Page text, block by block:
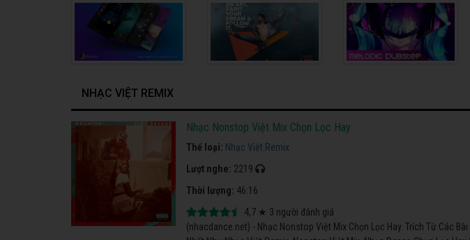
NHẠC VIỆT REMIX
Nhạc Nonstop Việt Mix Chọn Lọc Hay
Thể loại: Nhạc Việt Remix
Lượt nghe: 2219
Thời lượng: 46:16
4,7 ★ 3 người đánh giá
(nhacdance.net) - Nhạc Nonstop Việt Mix Chọn Lọc Hay. Trích Từ Các